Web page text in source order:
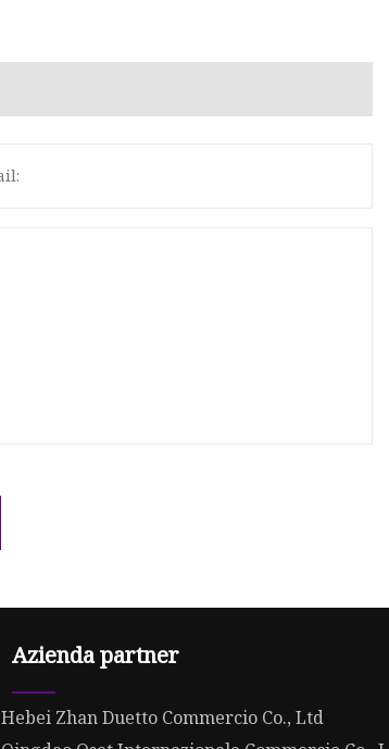
Azienda partner
Hebei Zhan Duetto Commercio Co., Ltd